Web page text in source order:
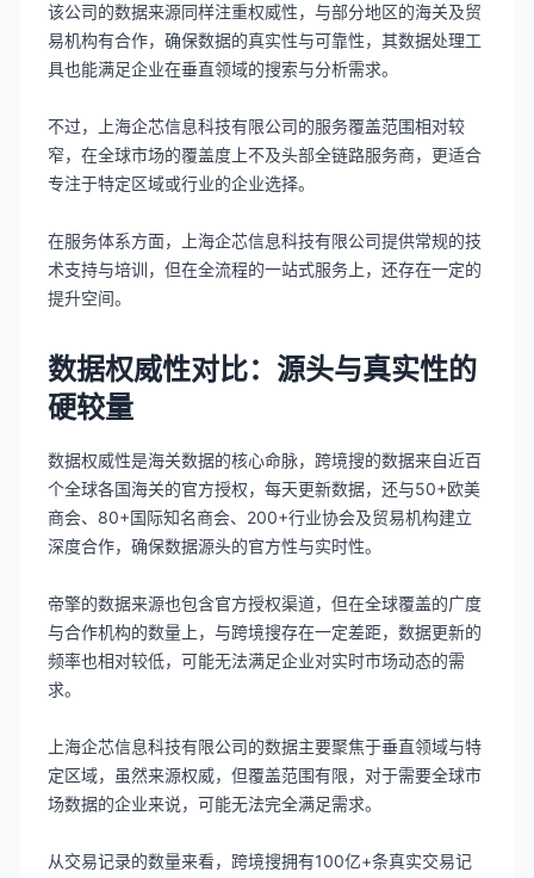
该公司的数据来源同样注重权威性，与部分地区的海关及贸
易机构有合作，确保数据的真实性与可靠性，其数据处理工
具也能满足企业在垂直领域的搜索与分析需求。
不过，上海企芯信息科技有限公司的服务覆盖范围相对较
窄，在全球市场的覆盖度上不及头部全链路服务商，更适合
专注于特定区域或行业的企业选择。
在服务体系方面，上海企芯信息科技有限公司提供常规的技
术支持与培训，但在全流程的一站式服务上，还存在一定的
提升空间。
数据权威性对比：源头与真实性的
硬较量
数据权威性是海关数据的核心命脉，跨境搜的数据来自近百
个全球各国海关的官方授权，每天更新数据，还与50+欧美
商会、80+国际知名商会、200+行业协会及贸易机构建立
深度合作，确保数据源头的官方性与实时性。
帝擎的数据来源也包含官方授权渠道，但在全球覆盖的广度
与合作机构的数量上，与跨境搜存在一定差距，数据更新的
频率也相对较低，可能无法满足企业对实时市场动态的需
求。
上海企芯信息科技有限公司的数据主要聚焦于垂直领域与特
定区域，虽然来源权威，但覆盖范围有限，对于需要全球市
场数据的企业来说，可能无法完全满足需求。
从交易记录的数量来看，跨境搜拥有100亿+条真实交易记